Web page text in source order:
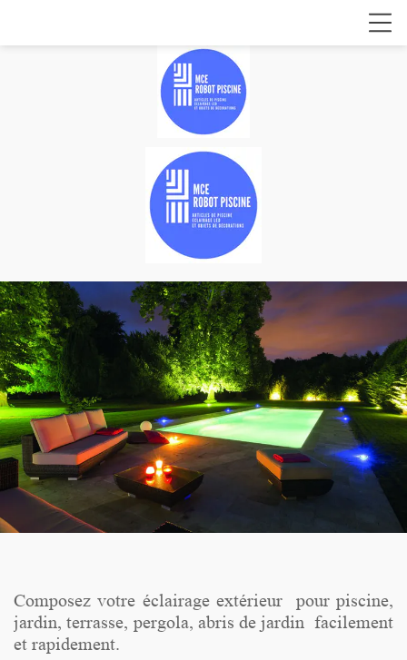
Composez votre éclairage extérieur pour piscine,
jardin, terrasse, pergola, abris de jardin facilement
et rapidement.